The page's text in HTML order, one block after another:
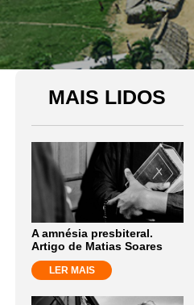
MAIS LIDOS
A amnésia presbiteral.
Artigo de Matias Soares
LER MAIS